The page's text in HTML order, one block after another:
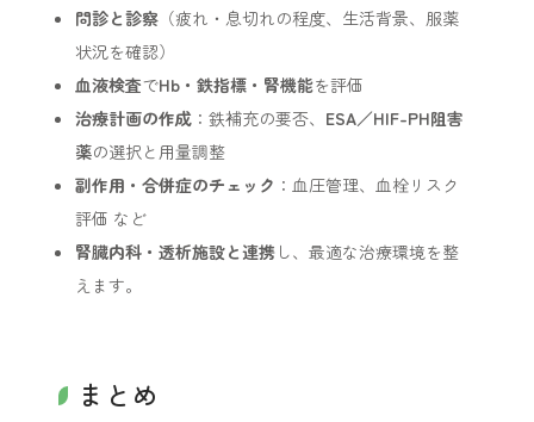
問診と診察 （疲れ・息切れの程度、生活背景、服薬
状況を確認）
血液検査でHb・鉄指標・腎機能を評価
治療計画の作成 ：鉄補充の要否、 ESA／HIF-PH阻害
薬の選択と用量調整
副作用・合併症のチェック ：血圧管理、血栓リスク
評価 など
腎臓内科・透析施設と連携 し、最適な治療環境を整
えます。
まとめ